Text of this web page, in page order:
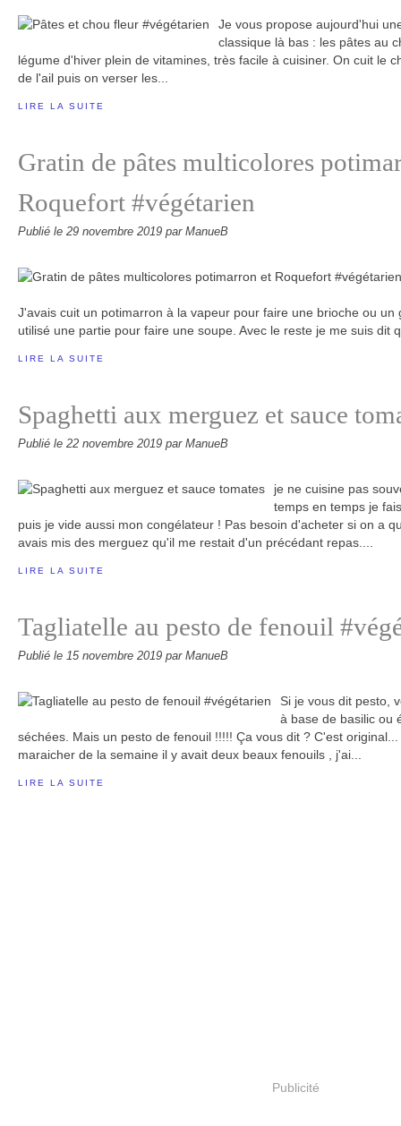
Je vous propose aujourd'hui
classique là bas : les pâtes au
légume d'hiver plein de vitamines, très facile à cuisiner. On cuit le
de l'ail puis on verser les...
LIRE LA SUITE
Gratin de pâtes multicolores
Roquefort #végétarien
Publié le 29 novembre 2019 par ManueB
J'avais cuit un potimarron à la vapeur pour faire une brioche ou un
utilisé une partie pour faire une soupe. Avec le reste je me suis dit
LIRE LA SUITE
Spaghetti aux merguez et sauce
Publié le 22 novembre 2019 par ManueB
je ne cuisine pas
temps en temps je
puis je vide aussi mon congélateur ! Pas besoin d'acheter si on a
avais mis des merguez qu'il me restait d'un précédant repas....
LIRE LA SUITE
Tagliatelle au pesto de fenouil
Publié le 15 novembre 2019 par ManueB
Si je vous dit pesto,
à base de basilic ou
séchées. Mais un pesto de fenouil !!!!! Ça vous dit ? C'est
maraicher de la semaine il y avait deux beaux fenouils , j'ai...
LIRE LA SUITE
Publicité